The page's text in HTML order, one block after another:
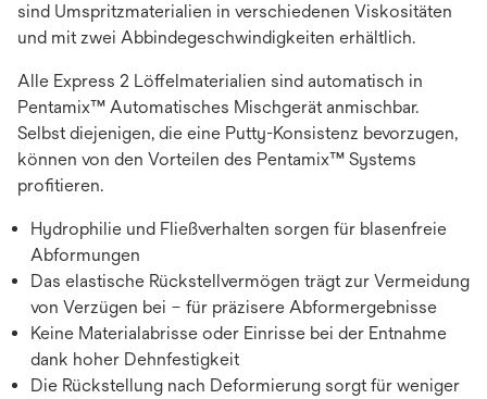
sind Umspritzmaterialien in verschiedenen Viskositäten
und mit zwei Abbindegeschwindigkeiten erhältlich.
Alle Express 2 Löffelmaterialien sind automatisch in
Pentamix™ Automatisches Mischgerät anmischbar.
Selbst diejenigen, die eine Putty-Konsistenz bevorzugen,
können von den Vorteilen des Pentamix™ Systems
profitieren.
Hydrophilie und Fließverhalten sorgen für blasenfreie
Abformungen
Das elastische Rückstellvermögen trägt zur Vermeidung
von Verzügen bei – für präzisere Abformergebnisse
Keine Materialabrisse oder Einrisse bei der Entnahme
dank hoher Dehnfestigkeit
Die Rückstellung nach Deformierung sorgt für weniger